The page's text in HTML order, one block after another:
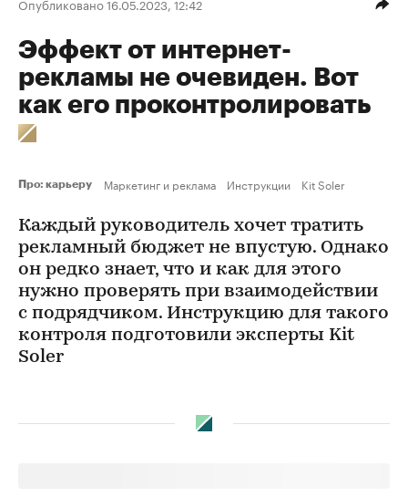
Эффект от интернет-
рекламы не очевиден. Вот
как его проконтролировать
Про: карьеру Маркетинг и реклама Инструкции Kit Soler
Каждый руководитель хочет тратить
рекламный бюджет не впустую. Однако
он редко знает, что и как для этого
нужно проверять при взаимодействии
с подрядчиком. Инструкцию для такого
контроля подготовили эксперты Kit
Soler